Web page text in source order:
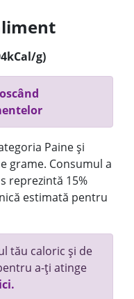
g)
Paine și
grame. Consumul a
reprezintă 15%
estimată pentru
tău caloric și de
a-ți atinge